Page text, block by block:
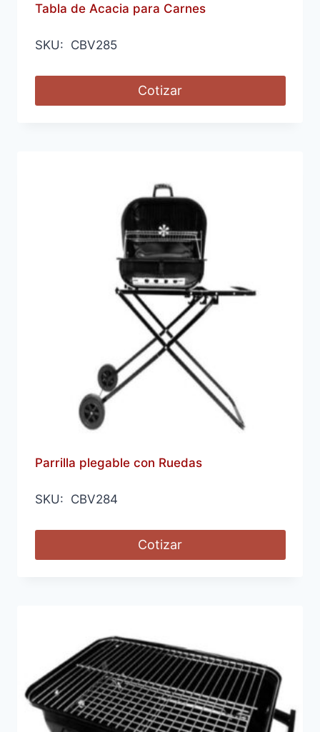
Tabla de Acacia para Carnes
SKU: CBV285
Cotizar
Parrilla plegable con Ruedas
SKU: CBV284
Cotizar